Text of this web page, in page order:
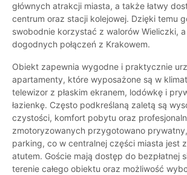
głównych atrakcji miasta, a także łatwy
centrum oraz stacji kolejowej. Dzięki temu
swobodnie korzystać z walorów Wieliczki,
dogodnych połączeń z Krakowem.
Obiekt zapewnia wygodne i praktycznie
apartamenty, które wyposażone są w
telewizor z płaskim ekranem, lodówkę i
łazienkę. Często podkreślaną zaletą są
czystości, komfort pobytu oraz
zmotoryzowanych przygotowano
parking, co w centralnej części miasta jest
atutem. Goście mają dostęp do bezpłatnej
terenie całego obiektu oraz możliwość